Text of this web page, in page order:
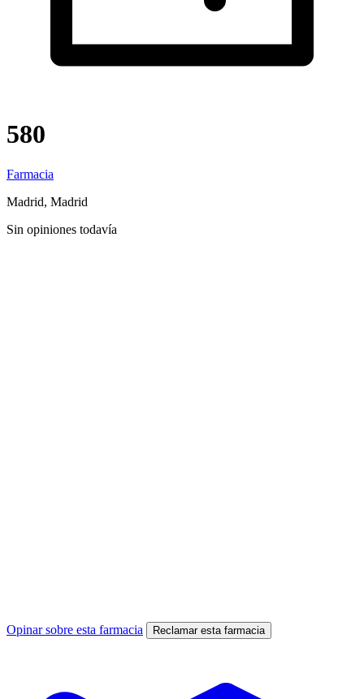
580
Farmacia
Madrid, Madrid
Sin opiniones todavía
Opinar sobre esta farmacia Reclamar esta farmacia